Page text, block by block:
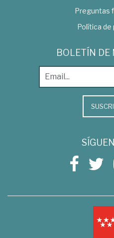
Preguntas
Política de
BOLETÍN DE